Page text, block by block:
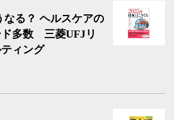
なる？ ヘルスケアの
ド多数 三菱UFJリ
ィング